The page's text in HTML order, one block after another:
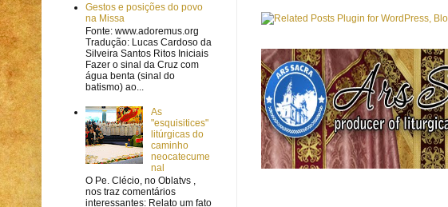
Gestos e posições do povo
na Missa
Fonte: www.adoremus.org
Tradução: Lucas Cardoso da
Silveira Santos Ritos Iniciais
Fazer o sinal da Cruz com
água benta (sinal do
batismo) ao...
As
"esquisitices"
litúrgicas do
caminho
neocatecume
nal
O Pe. Clécio, no Oblatvs ,
nos traz comentários
interessantes: Relato um fato